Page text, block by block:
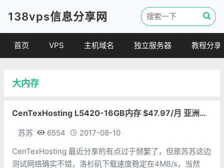
138vps信息分享网
首页 VPS 主机域名 独立服务器 教程分享
其他教程
大内存
CenTexHosting L5420-16GB内存 $47.97/月 亚洲优化
苏苏 6554
2017-08-10
CenTexHosting 最近分享的有点过于频繁了，但是苏苏这边
测试网络确实不错，洛杉矶下载速度稳定在4MB/s，当然